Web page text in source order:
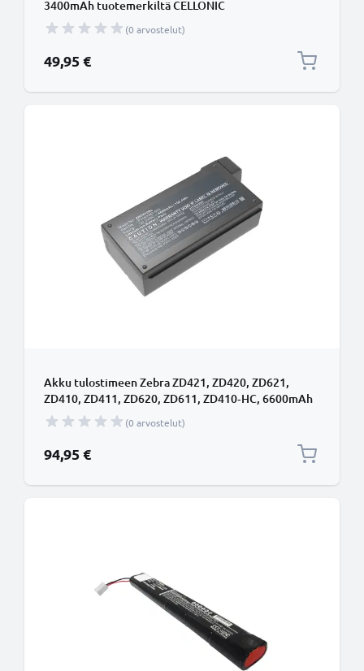
3400mAh tuotemerkiltä CELLONIC
(0 arvostelut)
49,95 €
Akku tulostimeen Zebra ZD421, ZD420, ZD621,
ZD410, ZD411, ZD620, ZD611, ZD410‑HC, 6600mAh
tuotemerkiltä CELLONIC
(0 arvostelut)
94,95 €